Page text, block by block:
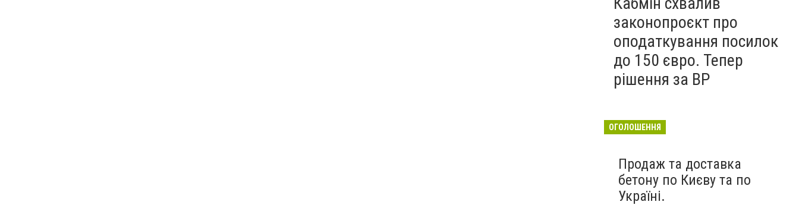
законопроєкт про
оподаткування посилок
до 150 євро. Тепер
рішення за ВР
ОГОЛОШЕННЯ
Продаж та доставка
бетону по Києву та по
Україні.